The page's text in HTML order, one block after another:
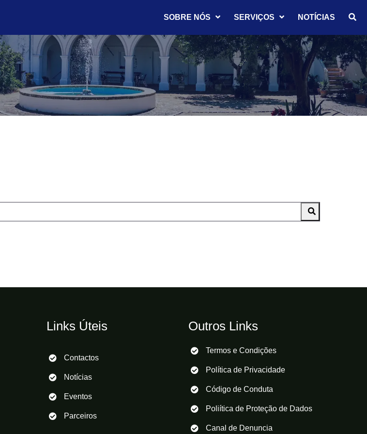
SOBRE NÓS SERVIÇOS NOTÍCIAS 
Links Úteis
Contactos
Notícias
Eventos
Parceiros
Outros Links
Termos e Condições
Política de Privacidade
Código de Conduta
Poliítica de Proteção de Dados
Canal de Denuncia